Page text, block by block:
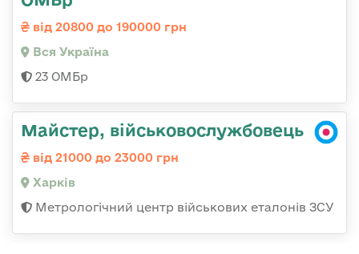
від 20800 до 190000 грн
Вся Україна
23 ОМБр
Майстер, військовослужбовець
від 21000 до 23000 грн
Харків
Метрологічний центр військових еталонів ЗСУ